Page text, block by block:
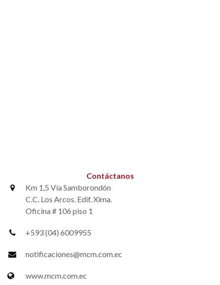
Contáctanos
Km 1,5 Vía Samborondón
C.C. Los Arcos. Edif. Xima.
Oficina # 106 piso 1
+593 (04) 6009955
notificaciones@mcm.com.ec
www.mcm.com.ec